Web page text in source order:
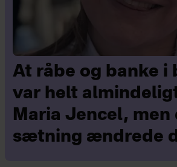
At råbe og banke i
var helt
Maria Jencel, men
sætning ændrede